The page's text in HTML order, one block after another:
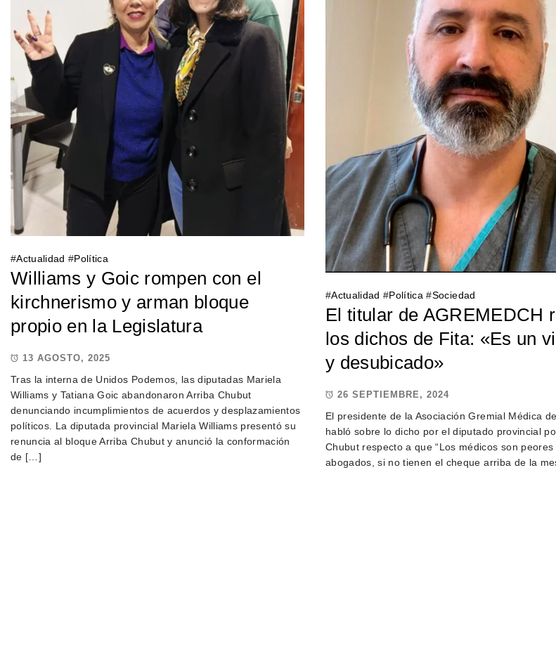
#Actualidad #Política
Williams y Goic rompen con el
kirchnerismo y arman bloque
propio en la Legislatura
13 AGOSTO, 2025
Tras la interna de Unidos Podemos, las diputadas Mariela
Williams y Tatiana Goic abandonaron Arriba Chubut
denunciando incumplimientos de acuerdos y desplazamientos
políticos. La diputada provincial Mariela Williams presentó su
renuncia al bloque Arriba Chubut y anunció la conformación
de […]
#Actualidad #Política #Sociedad
El titular de AGREMEDCH
los dichos de Fita: «Es un
y desubicado»
26 SEPTIEMBRE, 2024
El presidente de la Asociación Gremial Médica
habló sobre lo dicho por el diputado provincial
Chubut respecto a que “Los médicos son
abogados, si no tienen el cheque arriba de la